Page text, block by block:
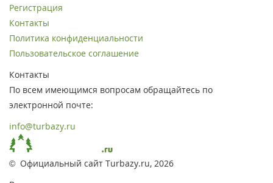
Регистрация
Контакты
Политика конфиденциальности
Пользовательское соглашение
Контакты
По всем имеющимся вопросам обращайтесь по
электронной почте:
info@turbazy.ru
© Официальный сайт Turbazy.ru, 2026